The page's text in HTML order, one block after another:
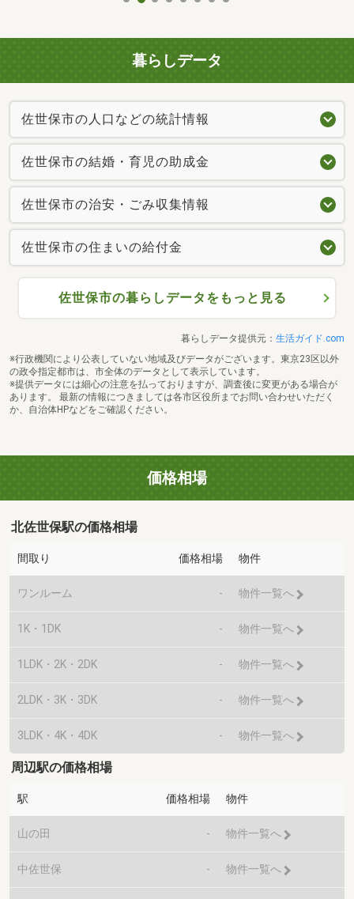
暮らしデータ
佐世保市の人口などの統計情報
佐世保市の結婚・育児の助成金
佐世保市の治安・ごみ収集情報
佐世保市の住まいの給付金
佐世保市の暮らしデータをもっと見る
暮らしデータ提供元： 生活ガイド.com
※行政機関により公表していない地域及びデータがございます。東京23区以外
の政令指定都市は、市全体のデータとして表示しています。
※提供データには細心の注意を払っておりますが、調査後に変更がある場合が
あります。 最新の情報につきましては各市区役所までお問い合わせいただく
か、自治体HPなどをご確認ください。
価格相場
北佐世保駅の価格相場
間取り 価格相場 物件
ワンルーム - 物件一覧へ
1K・1DK - 物件一覧へ
1LDK・2K・2DK - 物件一覧へ
2LDK・3K・3DK - 物件一覧へ
3LDK・4K・4DK - 物件一覧へ
周辺駅の価格相場
駅 価格相場 物件
山の田 - 物件一覧へ
中佐世保 - 物件一覧へ